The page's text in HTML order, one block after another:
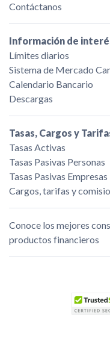
Contáctanos
Información de
Límites diarios
Sistema de Mercado
Calendario Bancario
Descargas
Tasas, Cargos y
Tasas Activas
Tasas Pasivas Personas
Tasas Pasivas Empresas
Cargos, tarifas y
Conoce los mejores
productos financieros